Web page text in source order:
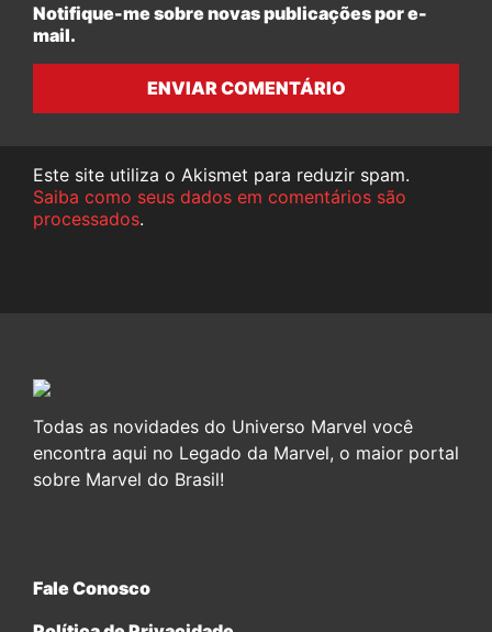
Notifique-me sobre novas publicações por e-
mail.
ENVIAR COMENTÁRIO
Este site utiliza o Akismet para reduzir spam.
Saiba como seus dados em comentários são
processados.
Todas as novidades do Universo Marvel você
encontra aqui no Legado da Marvel, o maior portal
sobre Marvel do Brasil!
Fale Conosco